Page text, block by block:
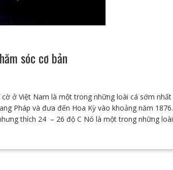
sóc cơ bản
ở Việt Nam là một trong những loài cá sớm nhất
Pháp và đưa đến Hoa Kỳ vào khoảng năm 1876.
thích 24 – 26 độ C Nó là một trong những loài